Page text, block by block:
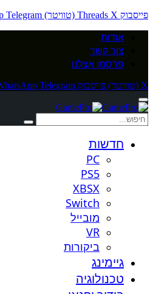
פייסבוק
Threads X (טוויטר) Telegram
אודות
צור קשר
פרסמו אצלנו
X (טוויטר) פייסבוק Telegram
חדשות
PC
PS5
XBSX
Switch
מובייל
VR
ביקורות
גיימינג
טכנולוגיה